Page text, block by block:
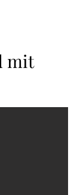
mit